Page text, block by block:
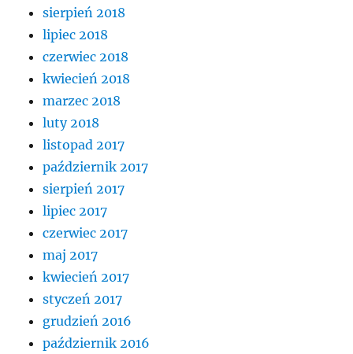
sierpień 2018
lipiec 2018
czerwiec 2018
kwiecień 2018
marzec 2018
luty 2018
listopad 2017
październik 2017
sierpień 2017
lipiec 2017
czerwiec 2017
maj 2017
kwiecień 2017
styczeń 2017
grudzień 2016
październik 2016